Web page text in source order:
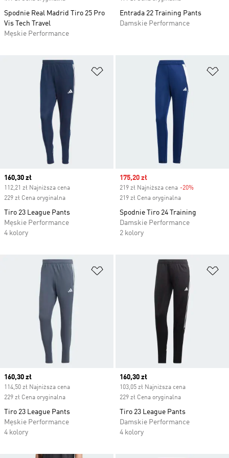
Spodnie Real Madrid Tiro 25 Pro
Vis Tech Travel
Męskie Performance
Entrada 22 Training Pants
Damskie Performance
Dodaj do listy życzeń
Current price
160,30 zł
112,21 zł Najniższa cena
229 zł Cena oryginalna
Tiro 23 League Pants
Męskie Performance
4 kolory
Sale price
175,20 zł
219 zł Najniższa cena -20%
219 zł Cena oryginalna
Spodnie Tiro 24 Training
Damskie Performance
2 kolory
Dodaj do listy życzeń
Current price
160,30 zł
114,50 zł Najniższa cena
229 zł Cena oryginalna
Tiro 23 League Pants
Męskie Performance
4 kolory
Current price
160,30 zł
103,05 zł Najniższa cena
229 zł Cena oryginalna
Tiro 23 League Pants
Damskie Performance
4 kolory